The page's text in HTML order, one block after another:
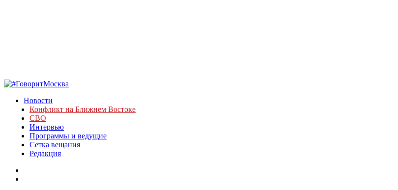
Новости
Конфликт на Ближнем Востоке
СВО
Интервью
Программы и ведущие
Сетка вещания
Редакция